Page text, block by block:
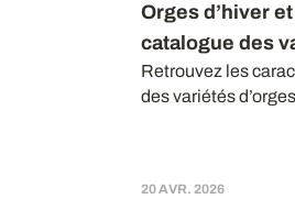
Orges d’hiver
catalogue des
Retrouvez les
des variétés
20 AVR. 2026